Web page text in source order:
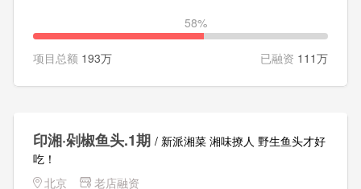
58%
项目总额 193万 已融资 111万
印湘·剁椒鱼头.1期 / 新派湘菜 湘味撩人 野生鱼头才好
吃！
北京
老店融资